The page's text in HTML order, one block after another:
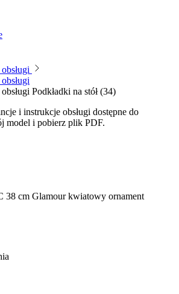
Podkładki na stół (34)
i instrukcje obsługi dostępne do
model i pobierz plik PDF.
38 cm Glamour kwiatowy ornament